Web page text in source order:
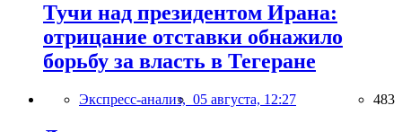
Тучи над президентом Ирана:
отрицание отставки обнажило
борьбу за власть в Тегеране
Экспресс-анализ, 05 августа, 12:27 483